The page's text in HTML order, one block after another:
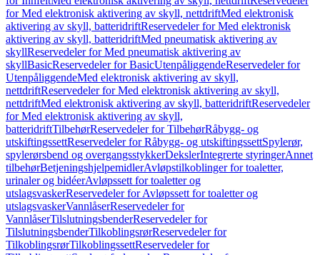
for Med elektronisk aktivering av skyll, nettdriftMed elektronisk
aktivering av skyll, batteridriftReservedeler for Med elektronisk
aktivering av skyll, batteridriftMed pneumatisk aktivering av
skyllReservedeler for Med pneumatisk aktivering av
skyllBasicReservedeler for BasicUtenpåliggendeReservedeler for
UtenpåliggendeMed elektronisk aktivering av skyll,
nettdriftReservedeler for Med elektronisk aktivering av skyll,
nettdriftMed elektronisk aktivering av skyll, batteridriftReservedeler
for Med elektronisk aktivering av skyll,
batteridriftTilbehørReservedeler for TilbehørRåbygg- og
utskiftingssettReservedeler for Råbygg- og utskiftingssettSpylerør,
spylerørsbend og overgangsstykkerDekslerIntegrerte styringerAnnet
tilbehørBetjeningshjelpemidlerAvløpstilkoblinger for toaletter,
urinaler og bidéerAvløpssett for toaletter og
utslagsvaskerReservedeler for Avløpssett for toaletter og
utslagsvaskerVannlåserReservedeler for
VannlåserTilslutningsbenderReservedeler for
TilslutningsbenderTilkoblingsrørReservedeler for
TilkoblingsrørTilkoblingssettReservedeler for